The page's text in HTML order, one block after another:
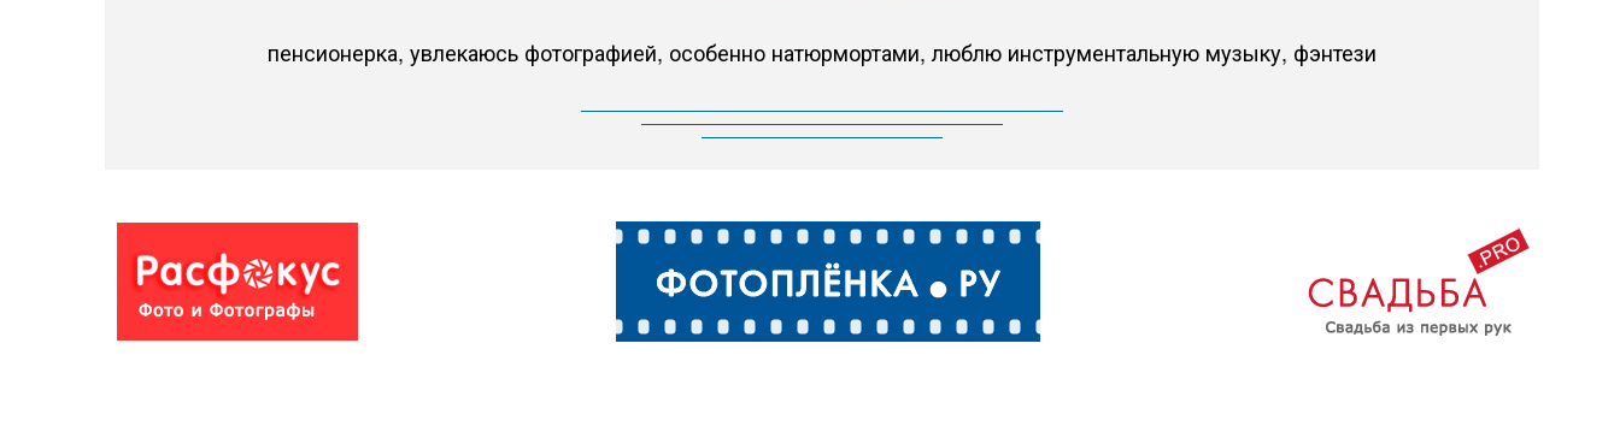
пенсионерка, увлекаюсь фотографией, особенно натюрмортами, люблю инструментальную музыку, фэнтези